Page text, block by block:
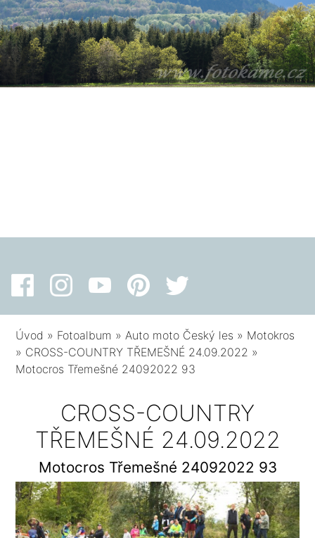
Úvod » Fotoalbum »Auto moto Český les » Motokros
» CROSS-COUNTRY TŘEMEŠNÉ 24.09.2022 »
Motocros Třemešné 24092022 93
CROSS-COUNTRY
TŘEMEŠNÉ 24.09.2022
Motocros Třemešné 24092022 93